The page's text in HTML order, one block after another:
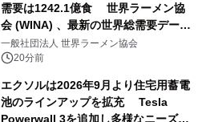
需要は1242.1億食 世界ラーメン協
会 (WINA) 、最新の世界総需要データ
を発表
一般社団法人 世界ラーメン協会
20分前
エクソルは2026年9月より住宅用蓄電
池のラインアップを拡充 Tesla
Powerwall 3を追加し多様なニーズに